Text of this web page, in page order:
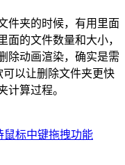
件夹的时候，有用里面
面的文件数量和大小，
除动画渲染，确实是需
可以让删除文件夹更快
计算过程。